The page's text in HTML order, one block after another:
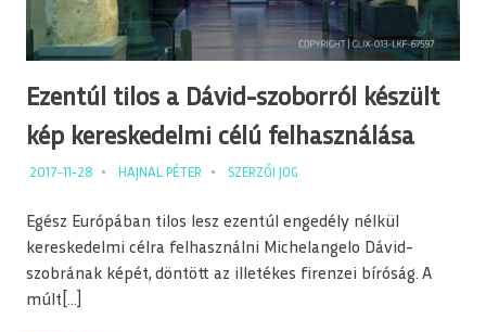
Ezentúl tilos a Dávid-szoborról készült
kép kereskedelmi célú felhasználása
2017-11-28 HAJNAL PÉTER SZERZŐI JOG
Egész Európában tilos lesz ezentúl engedély nélkül
kereskedelmi célra felhasználni Michelangelo Dávid-
szobrának képét, döntött az illetékes firenzei bíróság. A
múlt[…]